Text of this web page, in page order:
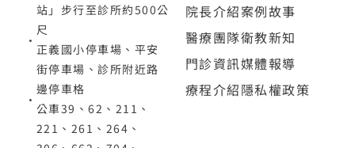
站」步行至診所約500公
尺
正義國小停車場、平安
街停車場、診所附近路
邊停車格
公車39、62、211、
221、261、264、
院長介紹
醫療團隊
門診資訊
療程介紹
案例故事
衛教新知
媒體報導
隱私權政策